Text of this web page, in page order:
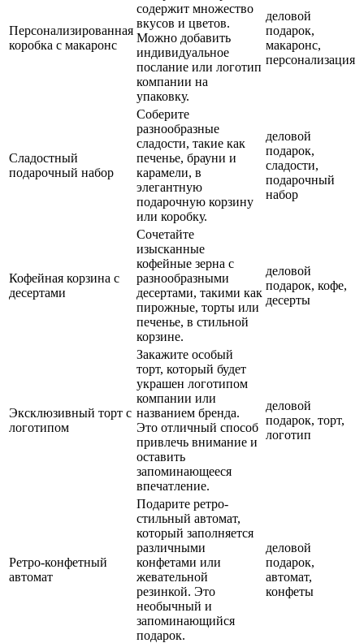
Персонализированная
коробка с макаронс
содержит множество
вкусов и цветов.
Можно добавить
индивидуальное
послание или логотип
компании на
упаковку.
деловой
подарок,
макаронс,
персонализация
Сладостный
подарочный набор
Соберите
разнообразные
сладости, такие как
печенье, брауни и
карамели, в
элегантную
подарочную корзину
или коробку.
деловой
подарок,
сладости,
подарочный
набор
Кофейная корзина с
десертами
Сочетайте
изысканные
кофейные зерна с
разнообразными
десертами, такими как
пирожные, торты или
печенье, в стильной
корзине.
деловой
подарок, кофе,
десерты
Эксклюзивный торт с
логотипом
Закажите особый
торт, который будет
украшен логотипом
компании или
названием бренда.
Это отличный способ
привлечь внимание и
оставить
запоминающееся
впечатление.
деловой
подарок, торт,
логотип
Ретро-конфетный
автомат
Подарите ретро-
стильный автомат,
который заполняется
различными
конфетами или
жевательной
резинкой. Это
необычный и
запоминающийся
подарок.
деловой
подарок,
автомат,
конфеты